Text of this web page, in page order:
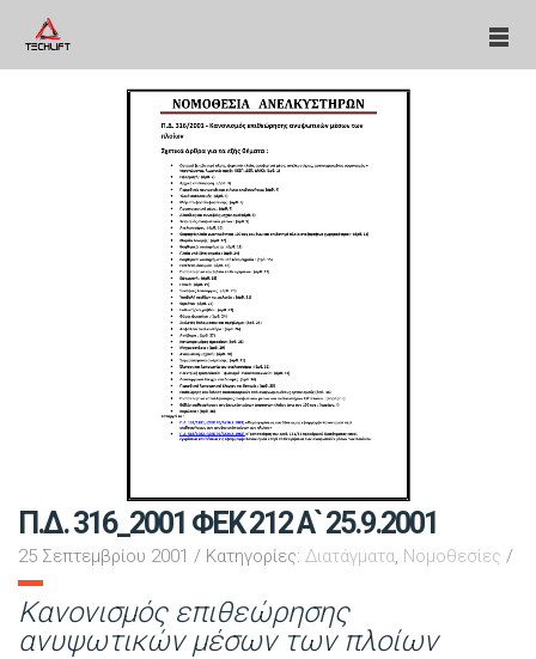
Π.Δ. 316_2001 ΦΕΚ 212 Α` 25.9.2001
25 Σεπτεμβρίου 2001 / Κατηγορίες: Διατάγματα, Νομοθεσίες /
Κανονισμός επιθεώρησης
ανυψωτικών μέσων των πλοίων